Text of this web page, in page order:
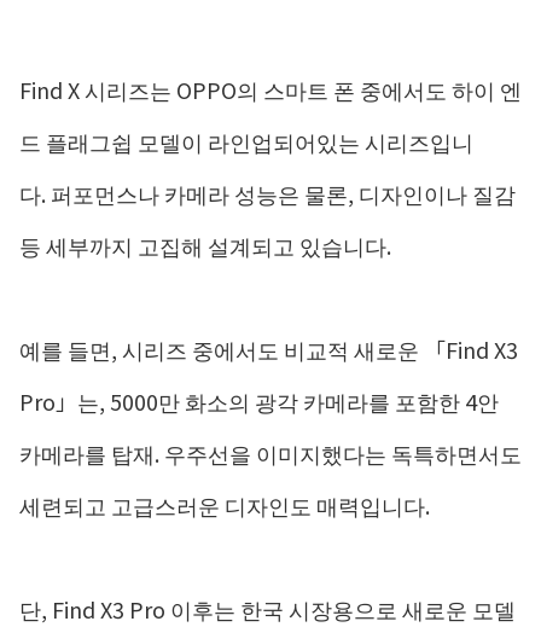
Find X 시리즈는 OPPO의 스마트 폰 중에서도 하이 엔
드 플래그쉽 모델이 라인업되어있는 시리즈입니
다. 퍼포먼스나 카메라 성능은 물론, 디자인이나 질감
등 세부까지 고집해 설계되고 있습니다.
예를 들면, 시리즈 중에서도 비교적 새로운 「Find X3
Pro」는, 5000만 화소의 광각 카메라를 포함한 4안
카메라를 탑재. 우주선을 이미지했다는 독특하면서도
세련되고 고급스러운 디자인도 매력입니다.
단, Find X3 Pro 이후는 한국 시장용으로 새로운 모델